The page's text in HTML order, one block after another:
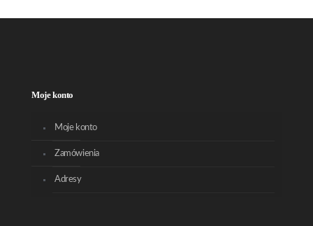
Moje konto
Moje konto
Zamówienia
Adresy